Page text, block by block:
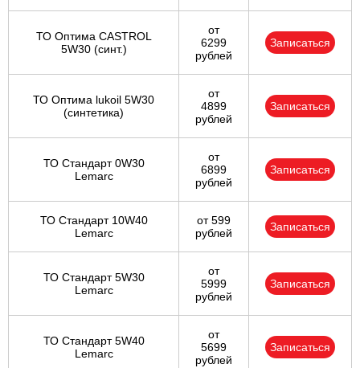
ТО Оптима CASTROL
5W30 (синт.)
от
6299
рублей
Записаться
ТО Оптима lukoil 5W30
(синтетика)
от
4899
рублей
Записаться
ТО Стандарт 0W30
Lemarc
от
6899
рублей
Записаться
ТО Стандарт 10W40
Lemarc
от 599
рублей
Записаться
ТО Стандарт 5W30
Lemarc
от
5999
рублей
Записаться
ТО Стандарт 5W40
Lemarc
от
5699
рублей
Записаться